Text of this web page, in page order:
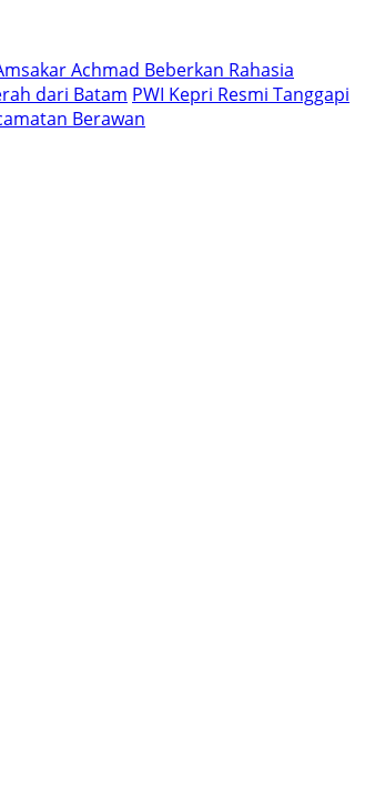
Achmad Beberkan Rahasia
dari Batam PWI Kepri Resmi Tanggapi
Berawan